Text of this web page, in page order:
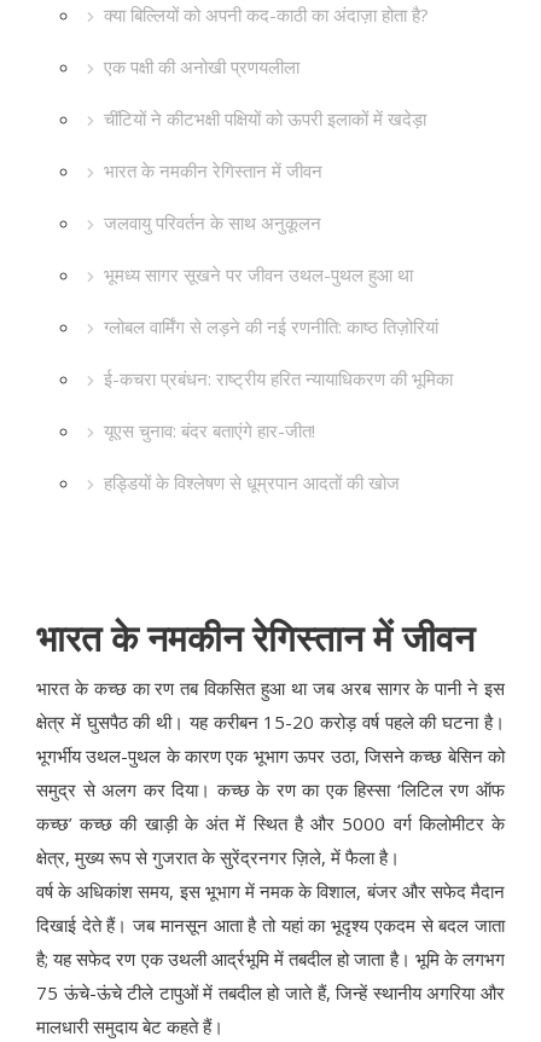
क्या बिल्लियों को अपनी कद-काठी का अंदाज़ा होता है?
एक पक्षी की अनोखी प्रणयलीला
चींटियों ने कीटभक्षी पक्षियों को ऊपरी इलाकों में खदेड़ा
भारत के नमकीन रेगिस्तान में जीवन
जलवायु परिवर्तन के साथ अनुकूलन
भूमध्य सागर सूखने पर जीवन उथल-पुथल हुआ था
ग्लोबल वार्मिंग से लड़ने की नई रणनीति: काष्ठ तिज़ोरियां
ई-कचरा प्रबंधन: राष्ट्रीय हरित न्यायाधिकरण की भूमिका
यूएस चुनाव: बंदर बताएंगे हार-जीत!
हड्डियों के विश्लेषण से धूम्रपान आदतों की खोज
भारत के नमकीन रेगिस्तान में जीवन
भारत के कच्छ का रण तब विकसित हुआ था जब अरब सागर के पानी ने इस
क्षेत्र में घुसपैठ की थी। यह करीबन 15-20 करोड़ वर्ष पहले की घटना है।
भूगर्भीय उथल-पुथल के कारण एक भूभाग ऊपर उठा, जिसने कच्छ बेसिन को
समुद्र से अलग कर दिया। कच्छ के रण का एक हिस्सा ‘लिटिल रण ऑफ
कच्छ’ कच्छ की खाड़ी के अंत में स्थित है और 5000 वर्ग किलोमीटर के
क्षेत्र, मुख्य रूप से गुजरात के सुरेंद्रनगर ज़िले, में फैला है।
वर्ष के अधिकांश समय, इस भूभाग में नमक के विशाल, बंजर और सफेद मैदान
दिखाई देते हैं। जब मानसून आता है तो यहां का भूदृश्य एकदम से बदल जाता
है; यह सफेद रण एक उथली आर्द्रभूमि में तबदील हो जाता है। भूमि के लगभग
75 ऊंचे-ऊंचे टीले टापुओं में तबदील हो जाते हैं, जिन्हें स्थानीय अगरिया और
मालधारी समुदाय बेट कहते हैं।